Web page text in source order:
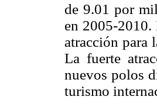
de 9.01 por
en 2005-2010.
atracción para
La fuerte
nuevos polos
turismo